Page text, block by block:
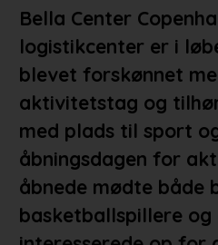
Bella Center
logistikcenter er i
blevet forskønnet
aktivitetstag og
med plads til sport
åbningsdagen for
åbnede mødte både
basketballspillere og